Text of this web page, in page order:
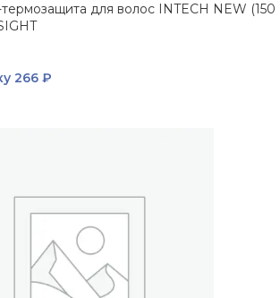
для волос INTECH NEW (150
266 ₽